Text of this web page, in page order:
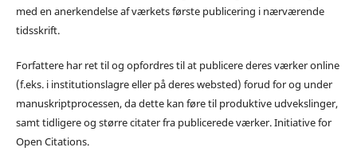
med en anerkendelse af værkets første publicering i nærværende
tidsskrift.
Forfattere har ret til og opfordres til at publicere deres værker online
(f.eks. i institutionslagre eller på deres websted) forud for og under
manuskriptprocessen, da dette kan føre til produktive udvekslinger,
samt tidligere og større citater fra publicerede værker. Initiative for
Open Citations.